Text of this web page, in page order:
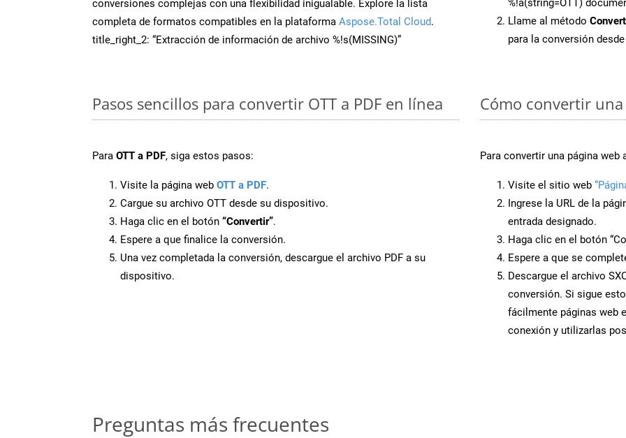
conversiones complejas con una flexibilidad inigualable. Explore la lista
completa de formatos compatibles en la plataforma Aspose.Total Cloud.
title_right_2: “Extracción de información de archivo %!s(MISSING)”
Llame al método
para la conversión desde
Pasos sencillos para convertir OTT a PDF en línea
Para OTT a PDF, siga estos pasos:
Visite la página web OTT a PDF.
Cargue su archivo OTT desde su dispositivo.
Haga clic en el botón “Convertir”.
Espere a que finalice la conversión.
Una vez completada la conversión, descargue el archivo PDF a su
dispositivo.
Cómo convertir
Para convertir una página
Visite el sitio web
Ingrese la URL de la
entrada designado.
Haga clic en el botón
Espere a que se
Descargue el archivo
conversión. Si sigue
fácilmente páginas web
conexión y utilizarlas
Preguntas más frecuentes